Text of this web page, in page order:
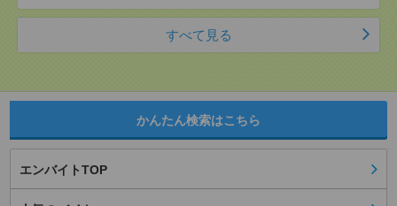
すべて見る
かんたん検索はこちら
エンバイトTOP